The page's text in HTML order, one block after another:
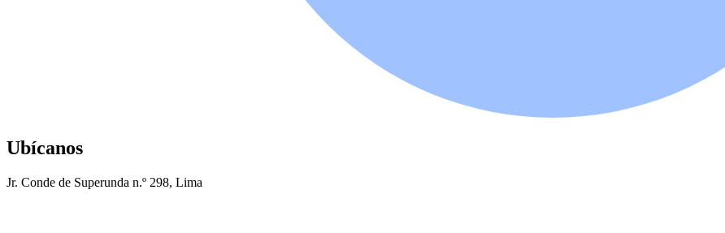
Ubícanos
Jr. Conde de Superunda n.º 298, Lima